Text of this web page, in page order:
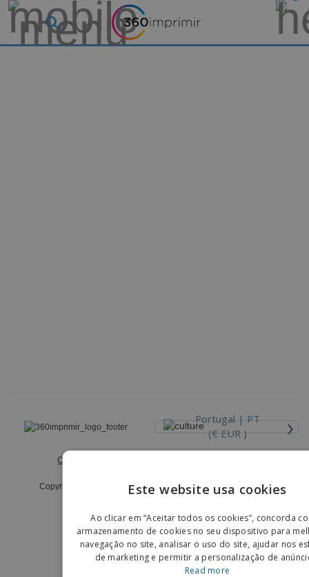
Portugal |PT
(€ EUR )
›
Código de Ética e Conduta
Copyright © 2026 - 360imprimir. Todos os direitos reservados.
Este website usa cookies
Ao clicar em “Aceitar todos os cookies”, concorda
armazenamento de cookies no seu dispositivo para
navegação no site, analisar o uso do site, ajudar nos
de marketing e permitir a personalização de
Read more